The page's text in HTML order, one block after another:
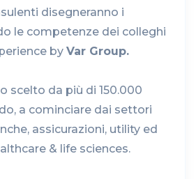
disegneranno i
le competenze dei colleghi
by Var Group.
scelto da più di 150.000
a cominciare dai settori
assicurazioni, utility ed
& life sciences.